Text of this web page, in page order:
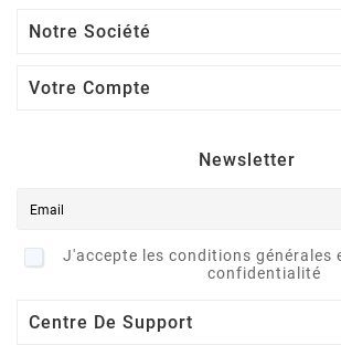
Notre Société
Votre Compte
Newsletter
J'accepte les conditions générales
confidentialité
Centre De Support